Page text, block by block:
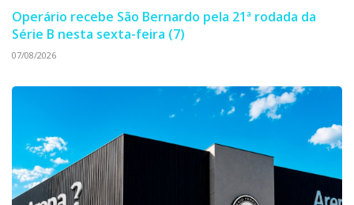
Operário recebe São Bernardo pela 21ª rodada da
Série B nesta sexta-feira (7)
07/08/2026